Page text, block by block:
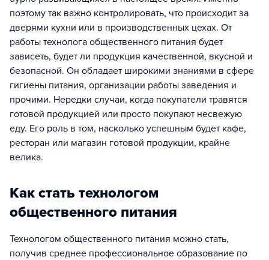
поэтому так важно контролировать, что происходит за
дверями кухни или в производственных цехах. От
работы технолога общественного питания будет
зависеть, будет ли продукция качественной, вкусной и
безопасной. Он обладает широкими знаниями в сфере
гигиены питания, организации работы заведения и
прочими. Нередки случаи, когда покупатели травятся
готовой продукцией или просто покупают несвежую
еду. Его роль в том, насколько успешным будет кафе,
ресторан или магазин готовой продукции, крайне
велика.
Как стать технологом
общественного питания
Технологом общественного питания можно стать,
получив среднее профессиональное образование по